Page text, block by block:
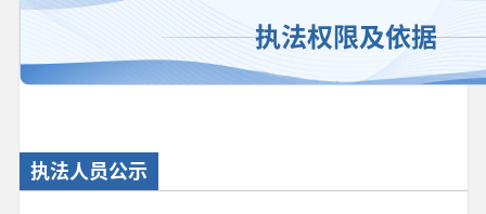
执法权限及依据
执法人员公示